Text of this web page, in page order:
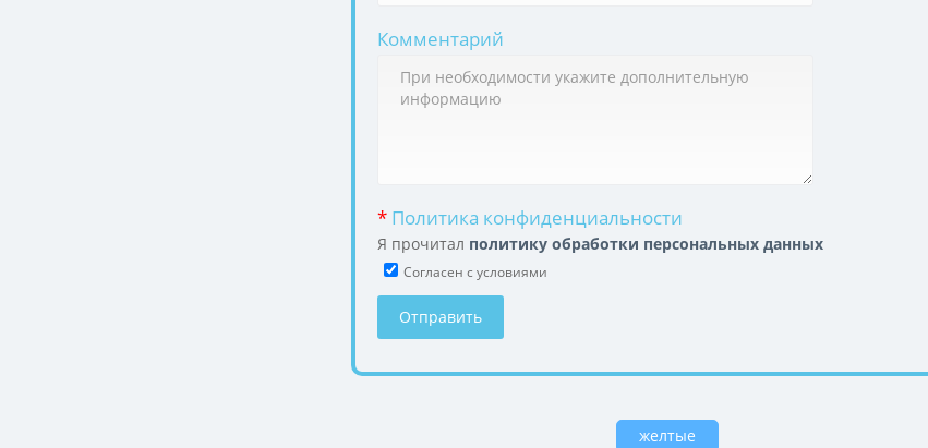
Комментарий
* Политика конфиденциальности
Я прочитал политику обработки персональных данных
Cогласен с условиями
Отправить
желтые